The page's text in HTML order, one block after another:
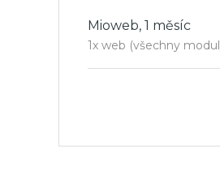
Mioweb, 1 měsíc
1x web (všechny